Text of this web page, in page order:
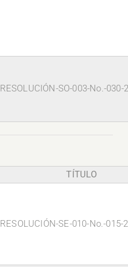
RESOLUCIÓN-SO-003-No.-030-
TÍTULO
RESOLUCIÓN-SE-010-No.-015-